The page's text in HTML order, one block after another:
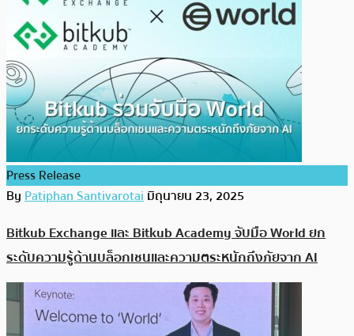
Press Release
ByPatiphan Santivarotaiมิถุนายน 23, 2025
Bitkub Exchange และ Bitkub Academy จับมือ World ยก
ระดับความรู้ด้านบล็อกเชนและความตระหนักถึงภัยจาก AI